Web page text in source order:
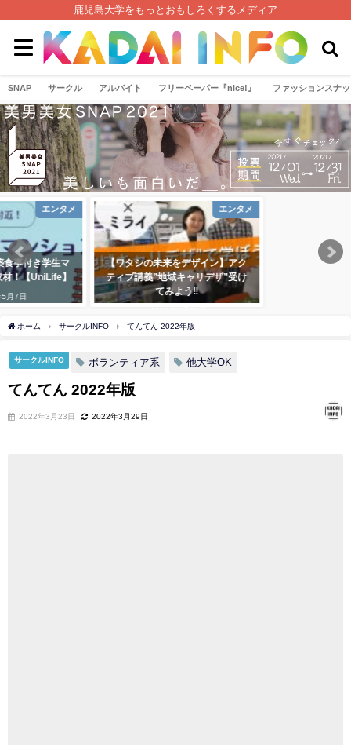
鹿児島大学をもっとおもしろくするメディア
SNAP サークル アルバイト フリーペーパー『nice!』 ファッションスナ
エンタメ
生マ
】
エンタメ
【ワタシの未来をデザイン】アク
ティブ講義”地域キャリデザ”受け
てみよう‼
ホーム サークルINFO てんてん 2022年版
サークルINFO ボランティア系 他大学OK
てんてん 2022年版
2022年3月23日 2022年3月29日